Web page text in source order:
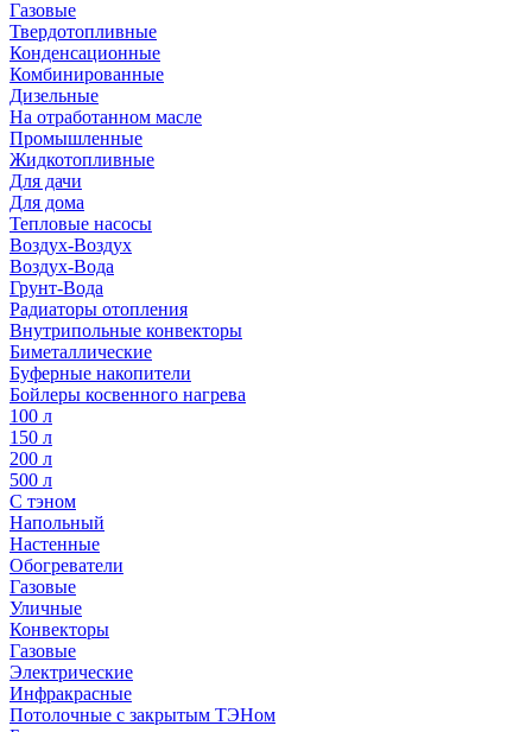
Газовые
Твердотопливные
Конденсационные
Комбинированные
Дизельные
На отработанном масле
Промышленные
Жидкотопливные
Для дачи
Для дома
Тепловые насосы
Воздух-Воздух
Воздух-Вода
Грунт-Вода
Радиаторы отопления
Внутрипольные конвекторы
Биметаллические
Буферные накопители
Бойлеры косвенного нагрева
100 л
150 л
200 л
500 л
С тэном
Напольный
Настенные
Обогреватели
Газовые
Уличные
Конвекторы
Газовые
Электрические
Инфракрасные
Потолочные с закрытым ТЭНом